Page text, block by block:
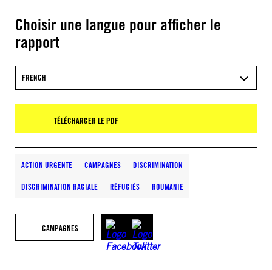
Choisir une langue pour afficher le
rapport
FRENCH
TÉLÉCHARGER LE PDF
ACTION URGENTE CAMPAGNES DISCRIMINATION
DISCRIMINATION RACIALE RÉFUGIÉS ROUMANIE
CAMPAGNES